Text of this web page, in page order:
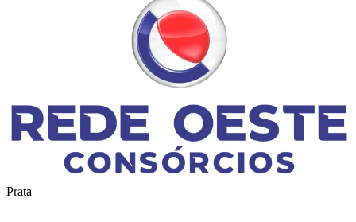
Prata